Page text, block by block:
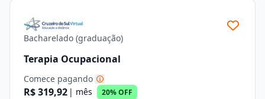
Bacharelado (graduação)
Terapia Ocupacional
Comece pagando
R$ 319,92 | mês 20% OFF